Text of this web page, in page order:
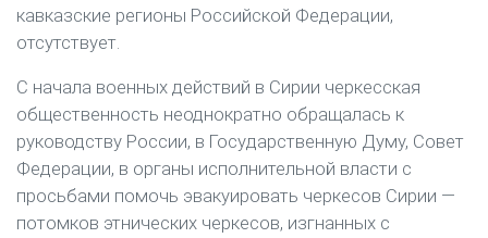
кавказские регионы Российской Федерации,
отсутствует.
С начала военных действий в Сирии черкесская
общественность неоднократно обращалась к
руководству России, в Государственную Думу, Совет
Федерации, в органы исполнительной власти с
просьбами помочь эвакуировать черкесов Сирии —
потомков этнических черкесов, изгнанных с